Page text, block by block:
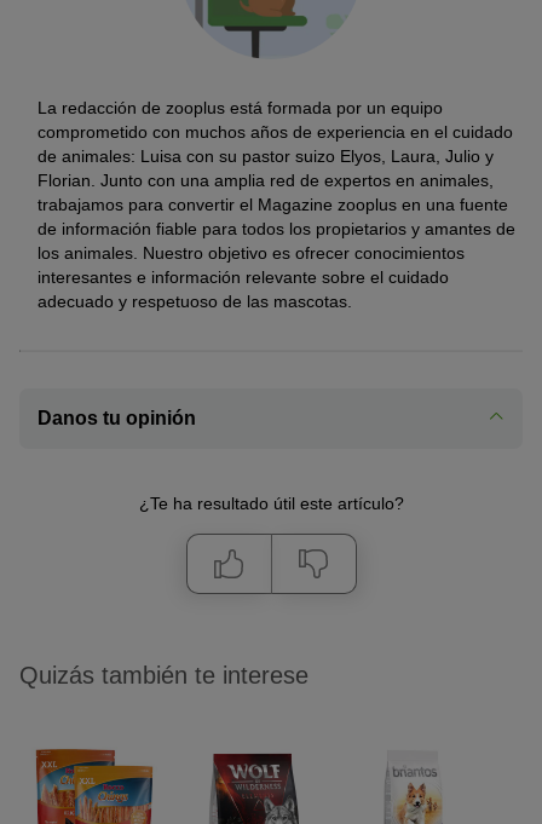
La redacción de zooplus está formada por un equipo
comprometido con muchos años de experiencia en el cuidado
de animales: Luisa con su pastor suizo Elyos, Laura, Julio y
Florian. Junto con una amplia red de expertos en animales,
trabajamos para convertir el Magazine zooplus en una fuente
de información fiable para todos los propietarios y amantes de
los animales. Nuestro objetivo es ofrecer conocimientos
interesantes e información relevante sobre el cuidado
adecuado y respetuoso de las mascotas.
Danos tu opinión
¿Te ha resultado útil este artículo?
Quizás también te interese